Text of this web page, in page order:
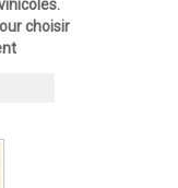
choisir